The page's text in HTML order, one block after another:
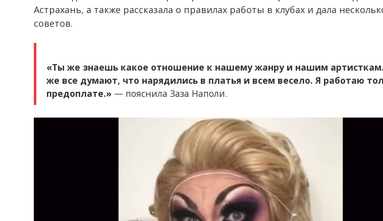
Астрахань, а также рассказала о правилах работы в клубах и дала
советов.
«Ты же знаешь какое отношение к нашему жанру и нашим
же все думают, что нарядились в платья и всем весело. Я работаю
предоплате.» — пояснила Заза Наполи.